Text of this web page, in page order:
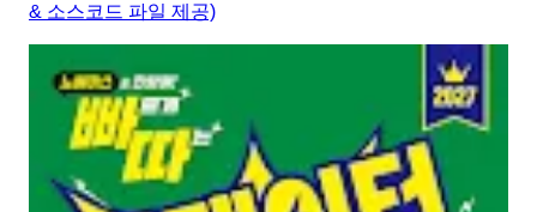
& 소스코드 파일 제공)